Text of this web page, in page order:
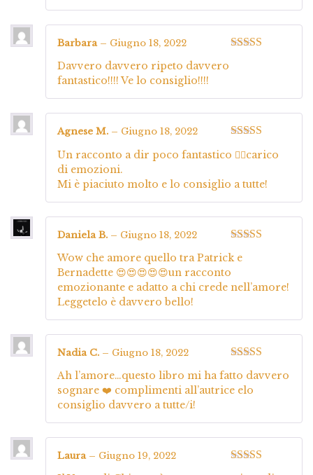
Barbara – Giugno 18, 2022
Davvero davvero ripeto davvero
fantastico!!!! Ve lo consiglio!!!!
Valutato
5
Agnese M. – Giugno 18, 2022
Un racconto a dir poco fantastico 👍🏻carico
di emozioni.
Mi è piaciuto molto e lo consiglio a tutte!
Daniela B. – Giugno 18, 2022
Wow che amore quello tra Patrick e
Bernadette 😍😍😍😍😍un racconto
emozionante e adatto a chi crede nell’amore!
Leggetelo è davvero bello!
Valutato
5
Nadia C. – Giugno 18, 2022
Ah l’amore…questo libro mi ha fatto davvero
sognare ❤️ complimenti all’autrice elo
consiglio davvero a tutte/i!
Valutato5
Laura – Giugno 19, 2022